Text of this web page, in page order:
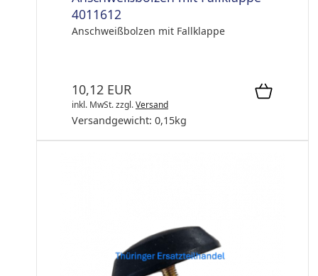
4011612
Anschweißbolzen mit Fallklappe
10,12 EUR
inkl. MwSt.zzgl.Versand
Versandgewicht: 0,15kg